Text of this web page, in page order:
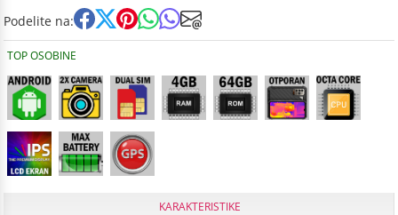
Podelite na:
TOP OSOBINE
KARAKTERISTIKE